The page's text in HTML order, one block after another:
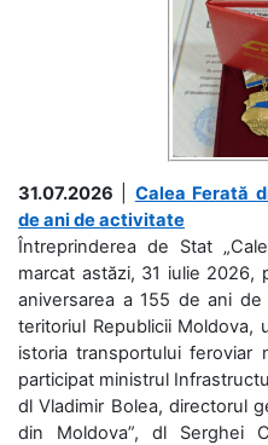
31.07.2026
Calea Ferată
de ani de activitate
Întreprinderea de Stat
marcat astăzi, 31 iulie 2026,
aniversarea a 155 de ani
teritoriul Republicii
istoria transportului feroviar
participat ministrul
dl Vladimir Bolea, directorul
din Moldova”, dl Serghei